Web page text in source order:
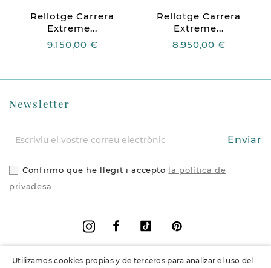
Rellotge Carrera
Extreme...
9.150,00 €
Rellotge Carrera
Extreme...
8.950,00 €
Newsletter
Enviar
Confirmo que he llegit i accepto la política de
privadesa
FacebookVimeo
Instagram
Utilizamos cookies propias y de terceros para analizar el uso del